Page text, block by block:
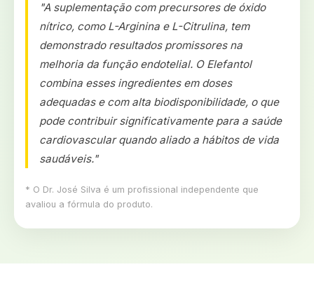
"A suplementação com precursores de óxido
nítrico, como L-Arginina e L-Citrulina, tem
demonstrado resultados promissores na
melhoria da função endotelial. O Elefantol
combina esses ingredientes em doses
adequadas e com alta biodisponibilidade, o que
pode contribuir significativamente para a saúde
cardiovascular quando aliado a hábitos de vida
saudáveis."
* O Dr. José Silva é um profissional independente que
avaliou a fórmula do produto.